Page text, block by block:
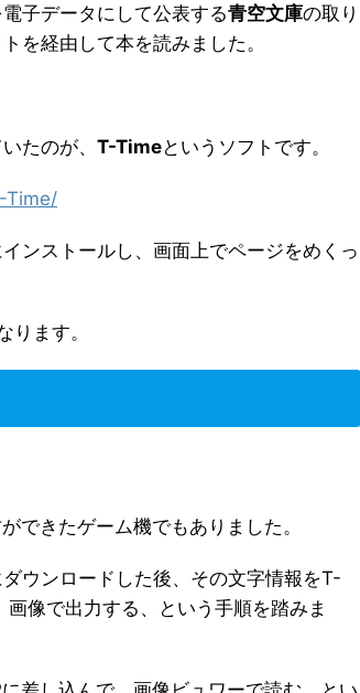
子データにして公表する青空文庫の取り
を経由して本を読みました。
たのが、 T-Timeというソフトです。
Time/
ンストールし、画面上でページをめくっ
ます。
できたゲーム機でもありました。
ウンロードした後、その文字情報をT-
像で出力する、という手順を踏みま